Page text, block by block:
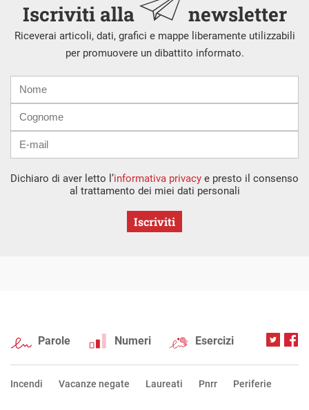
Iscriviti alla newsletter
Riceverai articoli, dati, grafici e mappe liberamente utilizzabili
per promuovere un dibattito informato.
mail
Dichiaro di aver letto l’informativa privacy e presto il consenso
al trattamento dei miei dati personali
Iscriviti
Parole Numeri Esercizi
Incendi Vacanze negate Laureati Pnrr Periferie